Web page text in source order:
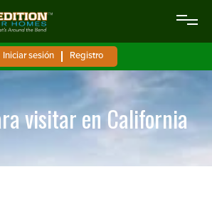
Iniciar sesión Registro
visitar en California